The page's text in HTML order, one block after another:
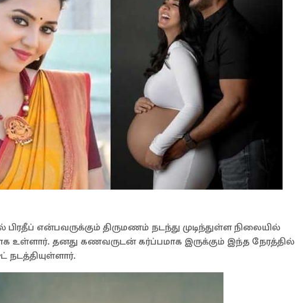
என்பவருக்கும் திருமணம் நடந்து முடிந்துள்ள நிலையில்
உள்ளார். தனது கணவருடன் கர்ப்பமாக இருக்கும் இந்த நேரத்தில்